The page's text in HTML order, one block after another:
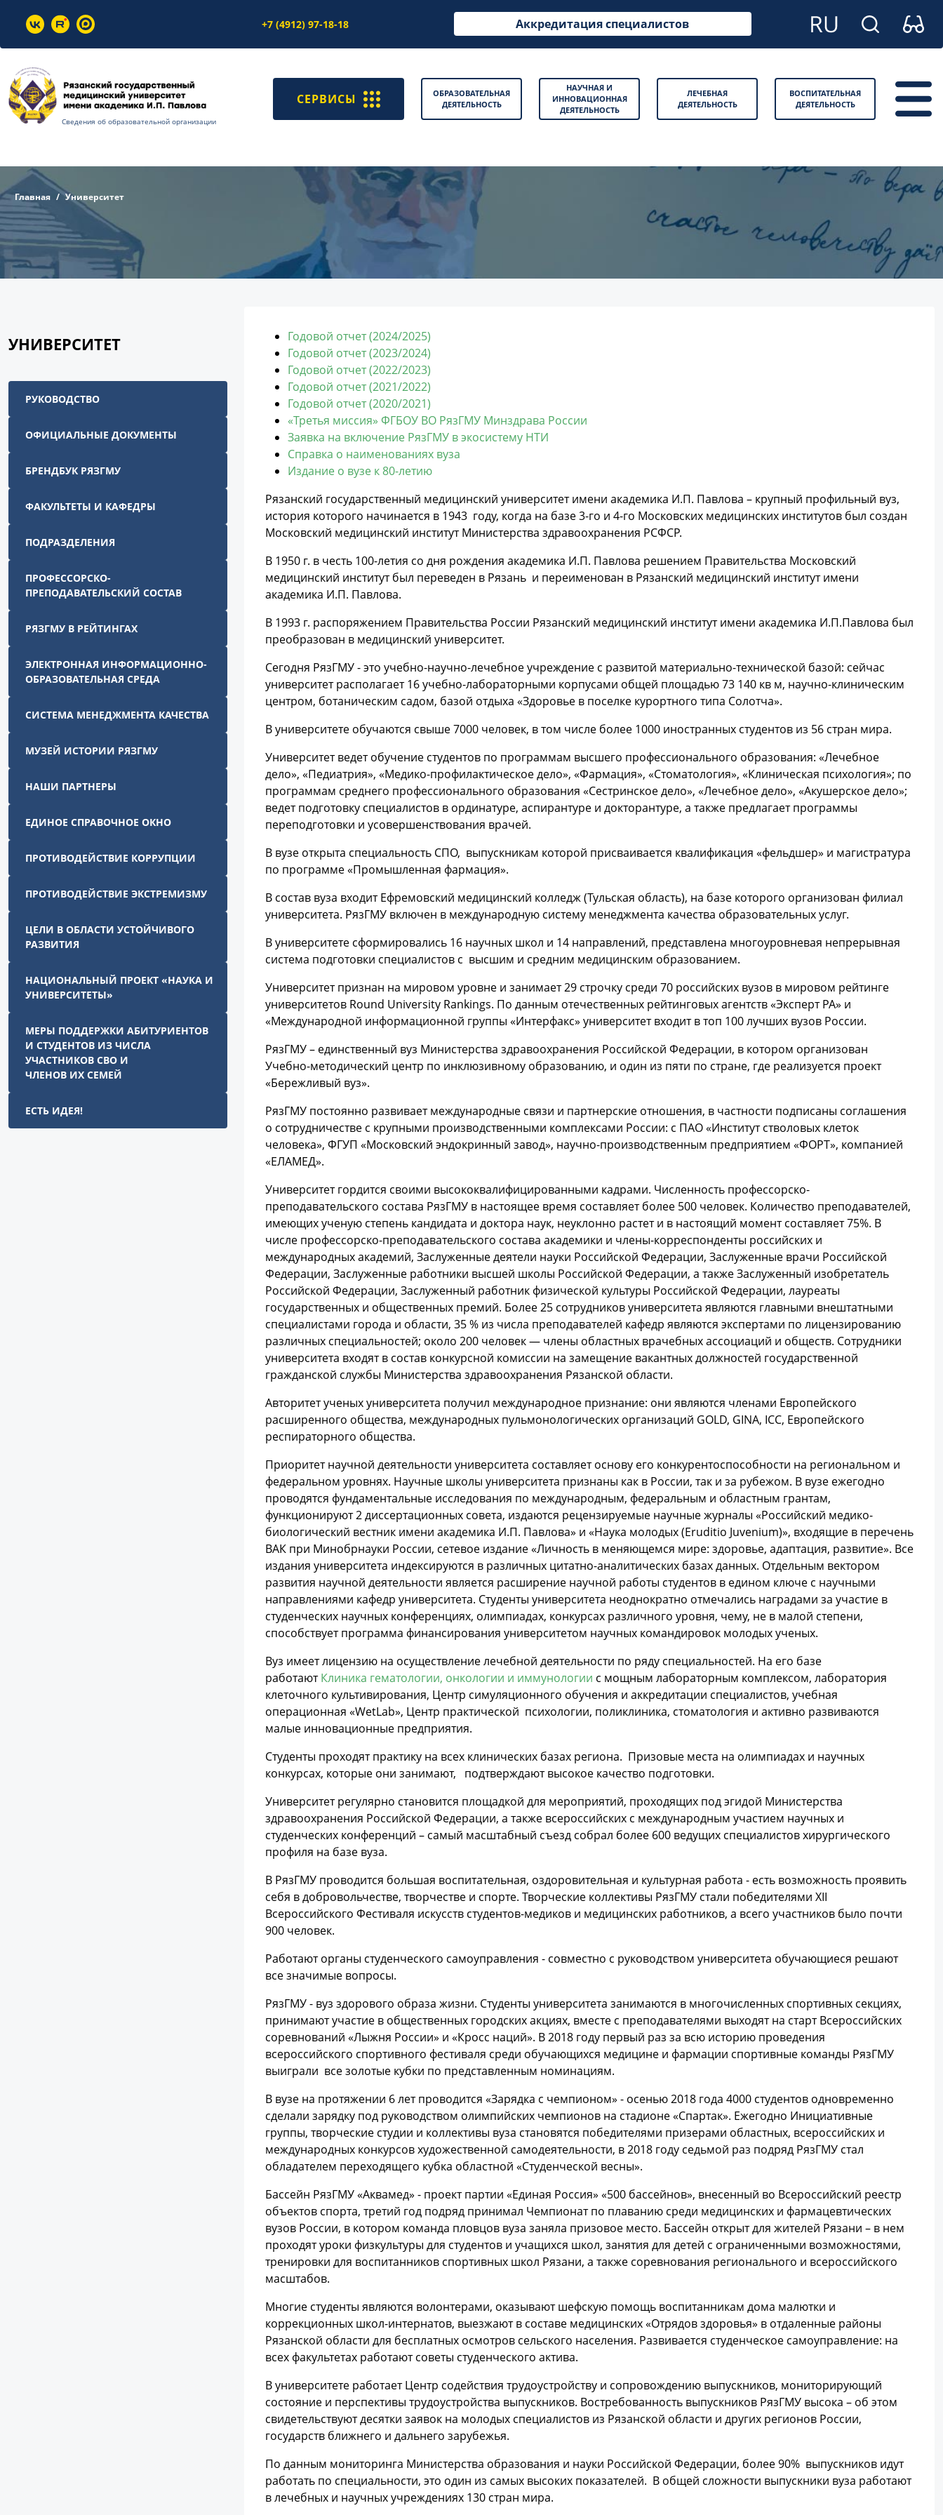
+7 (4912) 97-18-18 Аккредитация специалистов
Сведения об образовательной организации
СЕРВИСЫ
ОБРАЗОВАТЕЛЬНАЯ
ДЕЯТЕЛЬНОСТЬ
НАУЧНАЯ И
ИННОВАЦИОННАЯ
ДЕЯТЕЛЬНОСТЬ
ЛЕЧЕБНАЯ
ДЕЯТЕЛЬНОСТЬ
ВОСПИТАТЕЛЬНАЯ
ДЕЯТЕЛЬНОСТЬ
Главная Университет
УНИВЕРСИТЕТ
РУКОВОДСТВО
ОФИЦИАЛЬНЫЕ ДОКУМЕНТЫ
БРЕНДБУК РЯЗГМУ
ФАКУЛЬТЕТЫ И КАФЕДРЫ
ПОДРАЗДЕЛЕНИЯ
ПРОФЕССОРСКО-
ПРЕПОДАВАТЕЛЬСКИЙ СОСТАВ
РЯЗГМУ В РЕЙТИНГАХ
ЭЛЕКТРОННАЯ ИНФОРМАЦИОННО-
ОБРАЗОВАТЕЛЬНАЯ СРЕДА
СИСТЕМА МЕНЕДЖМЕНТА КАЧЕСТВА
МУЗЕЙ ИСТОРИИ РЯЗГМУ
НАШИ ПАРТНЕРЫ
ЕДИНОЕ СПРАВОЧНОЕ ОКНО
ПРОТИВОДЕЙСТВИЕ КОРРУПЦИИ
ПРОТИВОДЕЙСТВИЕ ЭКСТРЕМИЗМУ
ЦЕЛИ В ОБЛАСТИ УСТОЙЧИВОГО
РАЗВИТИЯ
НАЦИОНАЛЬНЫЙ ПРОЕКТ «НАУКА И
УНИВЕРСИТЕТЫ»
МЕРЫ ПОДДЕРЖКИ АБИТУРИЕНТОВ
И СТУДЕНТОВ ИЗ ЧИСЛА
УЧАСТНИКОВ СВО И
ЧЛЕНОВ ИХ СЕМЕЙ
ЕСТЬ ИДЕЯ!
Годовой отчет (2024/2025)
Годовой отчет (2023/2024)
Годовой отчет (2022/2023)
Годовой отчет (2021/2022)
Годовой отчет (2020/2021)
«Третья миссия» ФГБОУ ВО РязГМУ Минздрава России
Заявка на включение РязГМУ в экосистему НТИ
Справка о наименованиях вуза
Издание о вузе к 80-летию
Рязанский государственный медицинский университет имени академика И.П. Павлова – крупный профильный вуз,
история которого начинается в 1943 году, когда на базе 3-го и 4-го Московских медицинских институтов был создан
Московский медицинский институт Министерства здравоохранения РСФСР.
В 1950 г. в честь 100-летия со дня рождения академика И.П. Павлова решением Правительства Московский
медицинский институт был переведен в Рязань и переименован в Рязанский медицинский институт имени
академика И.П. Павлова.
В 1993 г. распоряжением Правительства России Рязанский медицинский институт имени академика И.П.Павлова был
преобразован в медицинский университет.
Сегодня РязГМУ - это учебно-научно-лечебное учреждение с развитой материально-технической базой: сейчас
университет располагает 16 учебно-лабораторными корпусами общей площадью 73 140 кв м, научно-клиническим
центром, ботаническим садом, базой отдыха «Здоровье в поселке курортного типа Солотча».
В университете обучаются свыше 7000 человек, в том числе более 1000 иностранных студентов из 56 стран мира.
Университет ведет обучение студентов по программам высшего профессионального образования: «Лечебное
дело», «Педиатрия», «Медико-профилактическое дело», «Фармация», «Стоматология», «Клиническая психология»; по
программам среднего профессионального образования «Сестринское дело», «Лечебное дело», «Акушерское дело»;
ведет подготовку специалистов в ординатуре, аспирантуре и докторантуре, а также предлагает программы
переподготовки и усовершенствования врачей.
В вузе открыта специальность СПО, выпускникам которой присваивается квалификация «фельдшер» и магистратура
по программе «Промышленная фармация».
В состав вуза входит Ефремовский медицинский колледж (Тульская область), на базе которого организован филиал
университета. РязГМУ включен в международную систему менеджмента качества образовательных услуг.
В университете сформировались 16 научных школ и 14 направлений, представлена многоуровневая непрерывная
система подготовки специалистов с высшим и средним медицинским образованием.
Университет признан на мировом уровне и занимает 29 строчку среди 70 российских вузов в мировом рейтинге
университетов Round University Rankings. По данным отечественных рейтинговых агентств «Эксперт РА» и
«Международной информационной группы «Интерфакс» университет входит в топ 100 лучших вузов России.
РязГМУ – единственный вуз Министерства здравоохранения Российской Федерации, в котором организован
Учебно-методический центр по инклюзивному образованию, и один из пяти по стране, где реализуется проект
«Бережливый вуз».
РязГМУ постоянно развивает международные связи и партнерские отношения, в частности подписаны соглашения
о сотрудничестве с крупными производственными комплексами России: с ПАО «Институт стволовых клеток
человека», ФГУП «Московский эндокринный завод», научно-производственным предприятием «ФОРТ», компанией
«ЕЛАМЕД».
Университет гордится своими высококвалифицированными кадрами. Численность профессорско-
преподавательского состава РязГМУ в настоящее время составляет более 500 человек. Количество преподавателей,
имеющих ученую степень кандидата и доктора наук, неуклонно растет и в настоящий момент составляет 75%. В
числе профессорско-преподавательского состава академики и члены-корреспонденты российских и
международных академий, Заслуженные деятели науки Российской Федерации, Заслуженные врачи Российской
Федерации, Заслуженные работники высшей школы Российской Федерации, а также Заслуженный изобретатель
Российской Федерации, Заслуженный работник физической культуры Российской Федерации, лауреаты
государственных и общественных премий. Более 25 сотрудников университета являются главными внештатными
специалистами города и области, 35 % из числа преподавателей кафедр являются экспертами по лицензированию
различных специальностей; около 200 человек — члены областных врачебных ассоциаций и обществ. Сотрудники
университета входят в состав конкурсной комиссии на замещение вакантных должностей государственной
гражданской службы Министерства здравоохранения Рязанской области.
Авторитет ученых университета получил международное признание: они являются членами Европейского
расширенного общества, международных пульмонологических организаций GOLD, GINA, ICC, Европейского
респираторного общества.
Приоритет научной деятельности университета составляет основу его конкурентоспособности на региональном и
федеральном уровнях. Научные школы университета признаны как в России, так и за рубежом. В вузе ежегодно
проводятся фундаментальные исследования по международным, федеральным и областным грантам,
функционируют 2 диссертационных совета, издаются рецензируемые научные журналы «Российский медико-
биологический вестник имени академика И.П. Павлова» и «Наука молодых (Eruditio Juvenium)», входящие в перечень
ВАК при Минобрнауки России, сетевое издание «Личность в меняющемся мире: здоровье, адаптация, развитие». Все
издания университета индексируются в различных цитатно-аналитических базах данных. Отдельным вектором
развития научной деятельности является расширение научной работы студентов в едином ключе с научными
направлениями кафедр университета. Студенты университета неоднократно отмечались наградами за участие в
студенческих научных конференциях, олимпиадах, конкурсах различного уровня, чему, не в малой степени,
способствует программа финансирования университетом научных командировок молодых ученых.
Вуз имеет лицензию на осуществление лечебной деятельности по ряду специальностей. На его базе
работаютКлиника гематологии, онкологии и иммунологии с мощным лабораторным комплексом, лаборатория
клеточного культивирования, Центр симуляционного обучения и аккредитации специалистов, учебная
операционная «WetLab», Центр практической психологии, поликлиника, стоматология и активно развиваются
малые инновационные предприятия.
Студенты проходят практику на всех клинических базах региона. Призовые места на олимпиадах и научных
конкурсах, которые они занимают, подтверждают высокое качество подготовки.
Университет регулярно становится площадкой для мероприятий, проходящих под эгидой Министерства
здравоохранения Российской Федерации, а также всероссийских с международным участием научных и
студенческих конференций – самый масштабный съезд собрал более 600 ведущих специалистов хирургического
профиля на базе вуза.
В РязГМУ проводится большая воспитательная, оздоровительная и культурная работа - есть возможность проявить
себя в добровольчестве, творчестве и спорте. Творческие коллективы РязГМУ стали победителями XII
Всероссийского Фестиваля искусств студентов-медиков и медицинских работников, а всего участников было почти
900 человек.
Работают органы студенческого самоуправления - совместно с руководством университета обучающиеся решают
все значимые вопросы.
РязГМУ - вуз здорового образа жизни. Студенты университета занимаются в многочисленных спортивных секциях,
принимают участие в общественных городских акциях, вместе с преподавателями выходят на старт Всероссийских
соревнований «Лыжня России» и «Кросс наций». В 2018 году первый раз за всю историю проведения
всероссийского спортивного фестиваля среди обучающихся медицине и фармации спортивные команды РязГМУ
выиграли все золотые кубки по представленным номинациям.
В вузе на протяжении 6 лет проводится «Зарядка с чемпионом» - осенью 2018 года 4000 студентов одновременно
сделали зарядку под руководством олимпийских чемпионов на стадионе «Спартак». Ежегодно Инициативные
группы, творческие студии и коллективы вуза становятся победителями призерами областных, всероссийских и
международных конкурсов художественной самодеятельности, в 2018 году седьмой раз подряд РязГМУ стал
обладателем переходящего кубка областной «Студенческой весны».
Бассейн РязГМУ «Аквамед» - проект партии «Единая Россия» «500 бассейнов», внесенный во Всероссийский реестр
объектов спорта, третий год подряд принимал Чемпионат по плаванию среди медицинских и фармацевтических
вузов России, в котором команда пловцов вуза заняла призовое место. Бассейн открыт для жителей Рязани – в нем
проходят уроки физкультуры для студентов и учащихся школ, занятия для детей с ограниченными возможностями,
тренировки для воспитанников спортивных школ Рязани, а также соревнования регионального и всероссийского
масштабов.
Многие студенты являются волонтерами, оказывают шефскую помощь воспитанникам дома малютки и
коррекционных школ-интернатов, выезжают в составе медицинских «Отрядов здоровья» в отдаленные районы
Рязанской области для бесплатных осмотров сельского населения. Развивается студенческое самоуправление: на
всех факультетах работают советы студенческого актива.
В университете работает Центр содействия трудоустройству и сопровождению выпускников, мониторирующий
состояние и перспективы трудоустройства выпускников. Востребованность выпускников РязГМУ высока – об этом
свидетельствуют десятки заявок на молодых специалистов из Рязанской области и других регионов России,
государств ближнего и дальнего зарубежья.
По данным мониторинга Министерства образования и науки Российской Федерации, более 90% выпускников идут
работать по специальности, это один из самых высоких показателей. В общей сложности выпускники вуза работают
в лечебных и научных учреждениях 130 стран мира.